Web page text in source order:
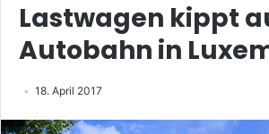
Lastwagen kippt
Autobahn in
18. April 2017